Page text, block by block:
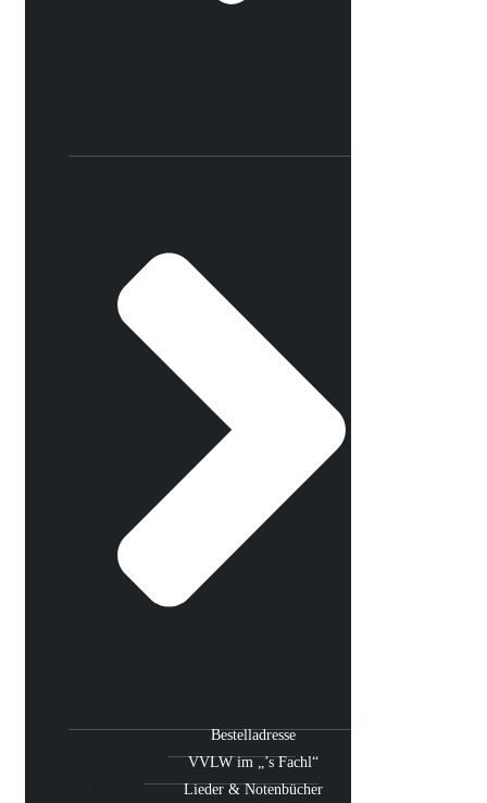
Bestelladresse
VVLW im „’s Fachl“
Lieder & Notenbücher